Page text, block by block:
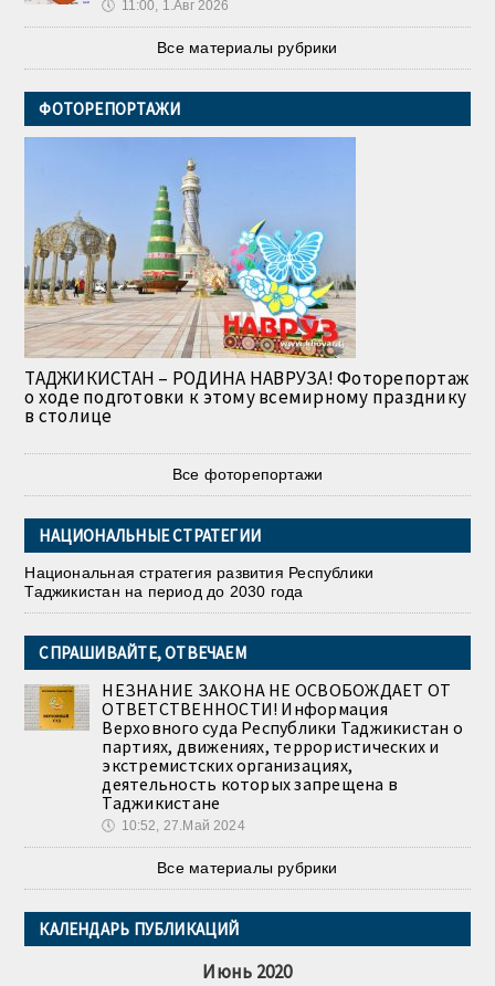
🕔 11:00, 1.Авг 2026
Все материалы рубрики
ФОТОРЕПОРТАЖИ
ТАДЖИКИСТАН – РОДИНА НАВРУЗА! Фоторепортаж
о ходе подготовки к этому всемирному празднику
в столице
Все фоторепортажи
НАЦИОНАЛЬНЫЕ СТРАТЕГИИ
Национальная стратегия развития Республики
Таджикистан на период до 2030 года
СПРАШИВАЙТЕ, ОТВЕЧАЕМ
НЕЗНАНИЕ ЗАКОНА НЕ ОСВОБОЖДАЕТ ОТ
ОТВЕТСТВЕННОСТИ! Информация
Верховного суда Республики Таджикистан о
партиях, движениях, террористических и
экстремистских организациях,
деятельность которых запрещена в
Таджикистане
🕔 10:52, 27.Май 2024
Все материалы рубрики
КАЛЕНДАРЬ ПУБЛИКАЦИЙ
Июнь 2020